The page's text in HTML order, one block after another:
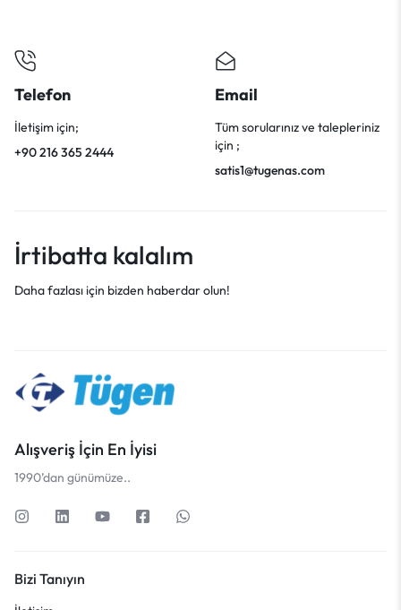
Telefon
İletişim için;
+90 216 365 2444
Email
Tüm sorularınız ve talepleriniz
için ;
satis1@tugenas.com
İrtibatta kalalım
Daha fazlası için bizden haberdar olun!
Alışveriş İçin En İyisi
1990’dan günümüze..
Bizi Tanıyın